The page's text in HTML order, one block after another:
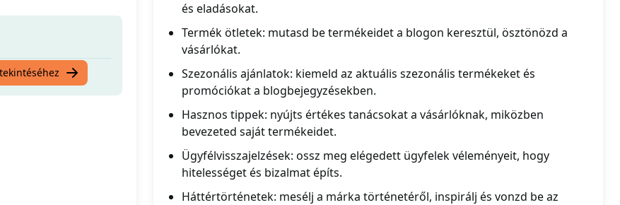
és eladásokat.
Termék ötletek: mutasd be termékeidet a blogon keresztül, ösztönözd a
vásárlókat.
Szezonális ajánlatok: kiemeld az aktuális szezonális termékeket és
promóciókat a blogbejegyzésekben.
Hasznos tippek: nyújts értékes tanácsokat a vásárlóknak, miközben
bevezeted saját termékeidet.
Ügyfélvisszajelzések: ossz meg elégedett ügyfelek véleményeit, hogy
hitelességet és bizalmat építs.
Háttértörténetek: mesélj a márka történetéről, inspirálj és vonzd be az